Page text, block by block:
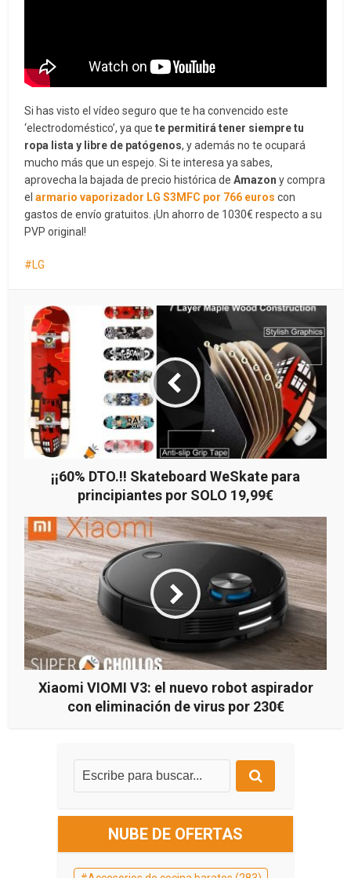
Si has visto el vídeo seguro que te ha convencido este
‘electrodoméstico’, ya que te permitirá tener siempre tu
ropa lista y libre de patógenos, y además no te ocupará
mucho más que un espejo. Si te interesa ya sabes,
aprovecha la bajada de precio histórica deAmazon y compra
elarmario vaporizador LG S3MFC por 766 euros con
gastos de envío gratuitos. ¡Un ahorro de 1030€ respecto a su
PVP original!
LG
¡¡60% DTO.!! Skateboard WeSkate para
principiantes por SOLO 19,99€
Xiaomi VIOMI V3: el nuevo robot aspirador
con eliminación de virus por 230€
NUBE DE OFERTAS